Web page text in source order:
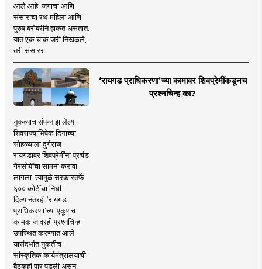
आले आहे. जगाचा आणि
संसाराचा रथ महिला आणि
पुरुष बरोबरीने हाकत असतात.
यात एक चाक जरी निखळले,
तरी संसारर..
‘रायगड प्राधिकरणा’च्या कामावर शिवप्रेमींकडूनच
प्रश्नचिन्ह का?
नुकत्याच संपन्न झालेल्या
शिवराज्याभिषेक दिनाच्या
सोहळ्याला दुर्गराज
रायगडावर शिवप्रेमींना प्रचंड
गैरसोयींचा सामना करावा
लागला. त्यामुळे सरकारतर्फे
६०० कोटींचा निधी
दिल्यानंतरही ‘रायगड
प्राधिकरणा’च्या एकूणच
कामकाजावरही प्रश्नचिन्ह
उपस्थित करण्यात आले.
यासंदर्भात नुकतीच
सांस्कृतिक कार्यमंत्रालयाची
बैठकही पार पडली असून,